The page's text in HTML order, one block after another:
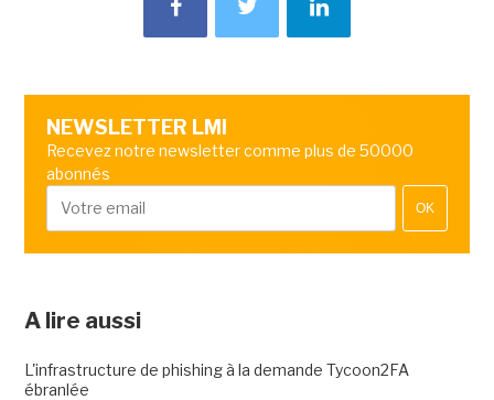
NEWSLETTER LMI
Recevez notre newsletter comme plus de 50000
abonnés
OK
A lire aussi
L'infrastructure de phishing à la demande Tycoon2FA
ébranlée